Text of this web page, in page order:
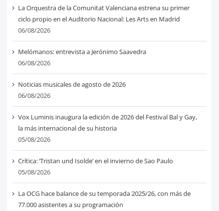
La Orquestra de la Comunitat Valenciana estrena su primer
ciclo propio en el Auditorio Nacional: Les Arts en Madrid
06/08/2026
Melómanos: entrevista a Jerónimo Saavedra
06/08/2026
Noticias musicales de agosto de 2026
06/08/2026
Vox Luminis inaugura la edición de 2026 del Festival Bal y Gay,
la más internacional de su historia
05/08/2026
Crítica: ‘Tristan und Isolde’ en el invierno de Sao Paulo
05/08/2026
La OCG hace balance de su temporada 2025/26, con más de
77.000 asistentes a su programación